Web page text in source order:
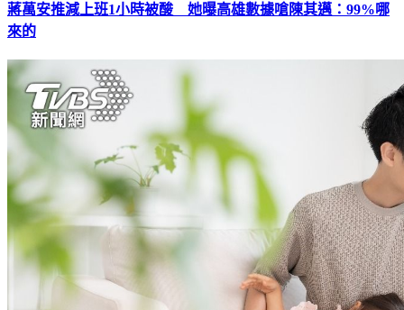
蔣萬安推減上班1小時被酸 她曝高雄數據嗆陳其邁：99%哪
來的